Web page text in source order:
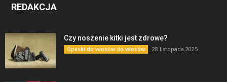
REDAKCJA
Czy noszenie kitki jest zdrowe?
Opaski do włosów do włosów 28 listopada 2025